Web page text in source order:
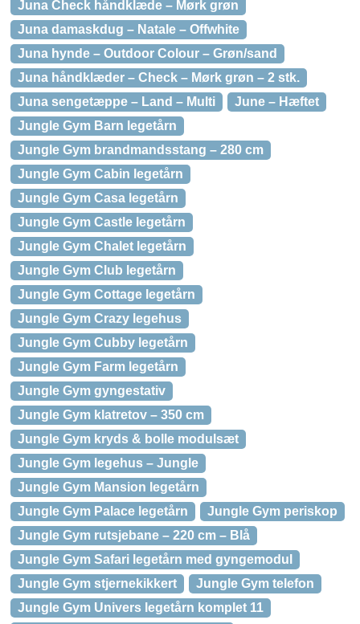
Juna Check håndklæde – Mørk grøn
Juna damaskdug – Natale – Offwhite
Juna hynde – Outdoor Colour – Grøn/sand
Juna håndklæder – Check – Mørk grøn – 2 stk.
Juna sengetæppe – Land – Multi
June – Hæftet
Jungle Gym Barn legetårn
Jungle Gym brandmandsstang – 280 cm
Jungle Gym Cabin legetårn
Jungle Gym Casa legetårn
Jungle Gym Castle legetårn
Jungle Gym Chalet legetårn
Jungle Gym Club legetårn
Jungle Gym Cottage legetårn
Jungle Gym Crazy legehus
Jungle Gym Cubby legetårn
Jungle Gym Farm legetårn
Jungle Gym gyngestativ
Jungle Gym klatretov – 350 cm
Jungle Gym kryds & bolle modulsæt
Jungle Gym legehus – Jungle
Jungle Gym Mansion legetårn
Jungle Gym Palace legetårn
Jungle Gym periskop
Jungle Gym rutsjebane – 220 cm – Blå
Jungle Gym Safari legetårn med gyngemodul
Jungle Gym stjernekikkert
Jungle Gym telefon
Jungle Gym Univers legetårn komplet 11